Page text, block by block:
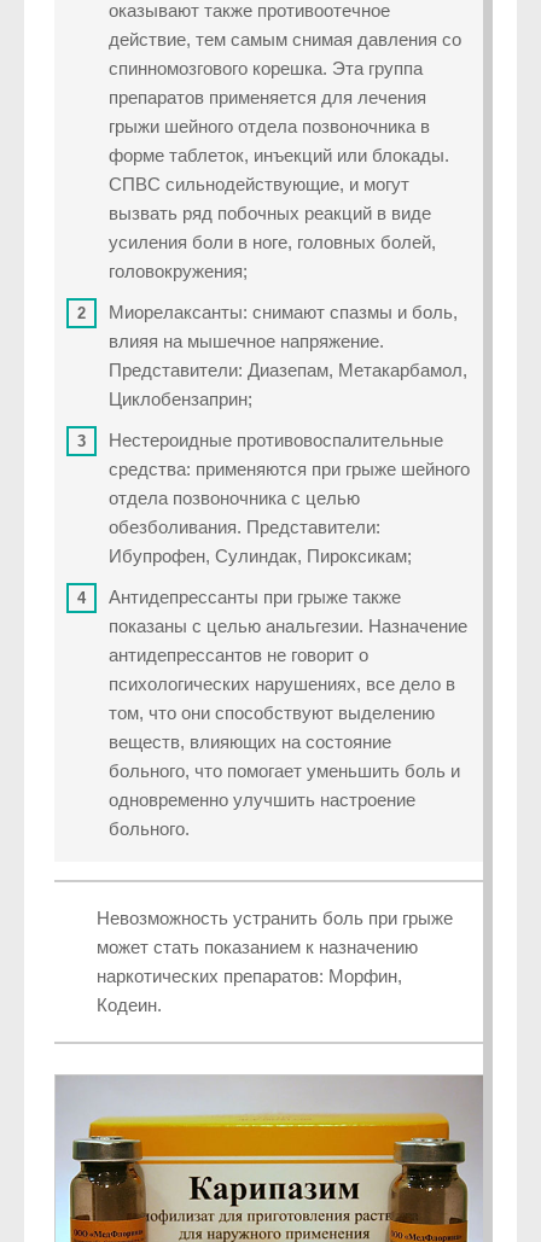
оказывают также противоотечное
действие, тем самым снимая давления со
спинномозгового корешка. Эта группа
препаратов применяется для лечения
грыжи шейного отдела позвоночника в
форме таблеток, инъекций или блокады.
СПВС сильнодействующие, и могут
вызвать ряд побочных реакций в виде
усиления боли в ноге, головных болей,
головокружения;
Миорелаксанты: снимают спазмы и боль,
влияя на мышечное напряжение.
Представители: Диазепам, Метакарбамол,
Циклобензаприн;
Нестероидные противовоспалительные
средства: применяются при грыже шейного
отдела позвоночника с целью
обезболивания. Представители:
Ибупрофен, Сулиндак, Пироксикам;
Антидепрессанты при грыже также
показаны с целью анальгезии. Назначение
антидепрессантов не говорит о
психологических нарушениях, все дело в
том, что они способствуют выделению
веществ, влияющих на состояние
больного, что помогает уменьшить боль и
одновременно улучшить настроение
больного.
Невозможность устранить боль при грыже
может стать показанием к назначению
наркотических препаратов: Морфин,
Кодеин.